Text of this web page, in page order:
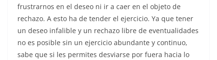
frustrarnos en el deseo ni ir a caer en el objeto de
rechazo. A esto ha de tender el ejercicio. Ya que tener
un deseo infalible y un rechazo libre de eventualidades
no es posible sin un ejercicio abundante y continuo,
sabe que si les permites desviarse por fuera hacia lo